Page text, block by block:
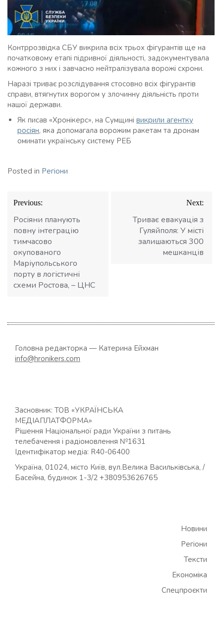
Контррозвідка СБУ викрила всіх трьох фігурантів ще на
початковому етапі підривної діяльності, задокументувала
кожного з них і завчасно нейтралізувала ворожі схрони.
Наразі триває розслідування стосовно всіх фігурантів
справи, втягнутих ворогом у злочинну діяльність проти
нашої держави.
Як писав «Хронікерс», на Сумщині викрили агентку
росіян, яка допомагала ворожим ракетам та дронам
оминати українську систему РЕБ
Posted in Регіони
Навігація
записів
Previous:
Росіяни планують
повну інтеграцію
тимчасово
окупованого
Маріупольського
порту в логістичні
схеми Ростова, – ЦНС
Next:
Триває евакуація з
Гуляйполя: У місті
залишаються 300
мешканців
Головна редакторка — Катерина Ейхман
info@hronikers.com
Засновник: ТОВ «УКРАЇНСЬКА
МЕДІАПЛАТФОРМА»
Рішення Національної ради України з питань
телебачення і радіомовлення №1631
Ідентифікатор медіа: R40-06400
Україна, 01024, місто Київ, вул.Велика Васильківська, /
Басейна, будинок 1-3/2 +380953626765
Новини
Регіони
Тексти
Економіка
Спецпроєкти